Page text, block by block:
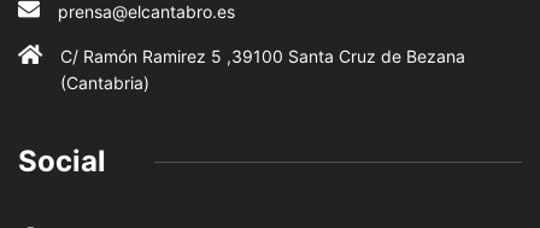
prensa@elcantabro.es
C/ Ramón Ramirez 5 ,39100 Santa Cruz de Bezana
(Cantabria)
Social